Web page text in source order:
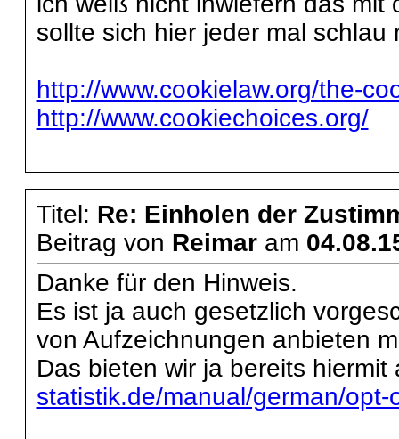
sollte sich hier jeder mal
http://www.cookielaw.org/the-
http://www.cookiechoices.org/
Titel: Re: Einholen der
Beitrag von Reimaram
Danke für den Hinweis.
Es ist ja auch gesetzlich
von Aufzeichnungen anbieten
Das bieten wir ja bereits
statistik.de/manual/german/opt-